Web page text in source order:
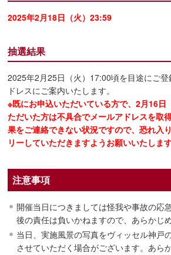
2025年2月18日（火）23:59
抽選結果
2025年2月25日（火）17:00頃を目途にご
ドレスにご案内いたします。
※既にお申込いただいている方で、2月16日
ただいた方は不具合でメールアドレスを取
果をご連絡できない状況ですので、恐れ入
リーしていただきますようお願いいたします
注意事項
開催当日につきましては怪我や事故の応
後の責任は負いかねますので、あらかじ
当日、実施風景の写真をヴィッセル神戸
させていただく場合がございます。あら